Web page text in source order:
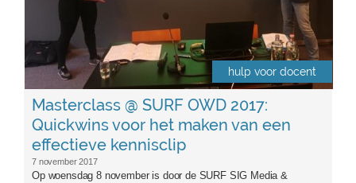
hulp voor docent
Masterclass @ SURF OWD 2017:
Quickwins voor het maken van een
effectieve kennisclip
7 november 2017
Op woensdag 8 november is door de SURF SIG Media &